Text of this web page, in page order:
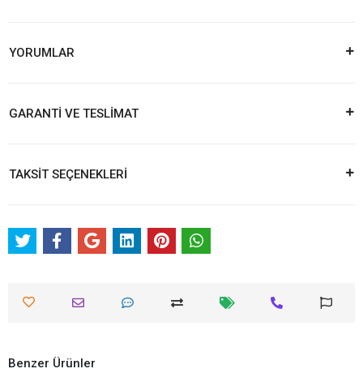
YORUMLAR
GARANTİ VE TESLİMAT
TAKSİT SEÇENEKLERİ
Benzer Ürünler